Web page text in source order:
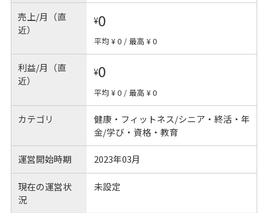
売上/月（直
近）
¥0
平均 ¥ 0 / 最高 ¥ 0
利益/月（直
近）
¥0
平均 ¥ 0 / 最高 ¥ 0
カテゴリ
健康・フィットネス/シニア・終活・年
金/学び・資格・教育
運営開始時期 2023年03月
現在の運営状
況
未設定